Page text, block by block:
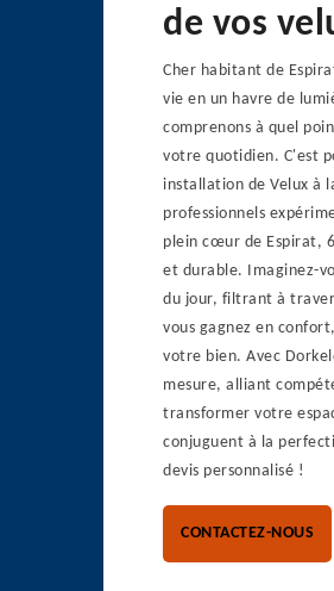
de vos
Cher habitant de
vie en un havre de
comprenons à quel
votre quotidien. C'est
installation de Velux à
professionnels
plein cœur de Espirat,
et durable. Imaginez-
du jour, filtrant à
vous gagnez en
votre bien. Avec
mesure, alliant
transformer votre
conjuguent à la
devis personnalisé !
CONTACTEZ-NOUS